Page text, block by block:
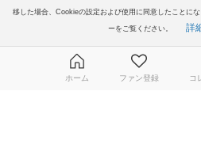
移した場合、Cookieの設定および使用に同意したことに
ーをご覧ください。 詳
ホーム ファン登録 コ